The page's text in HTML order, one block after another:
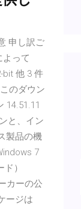
申し訳ご
って
bit 他 3 件
のダウン
14.51.11
と、イン
製品の機
7
）
カーの公
ージは